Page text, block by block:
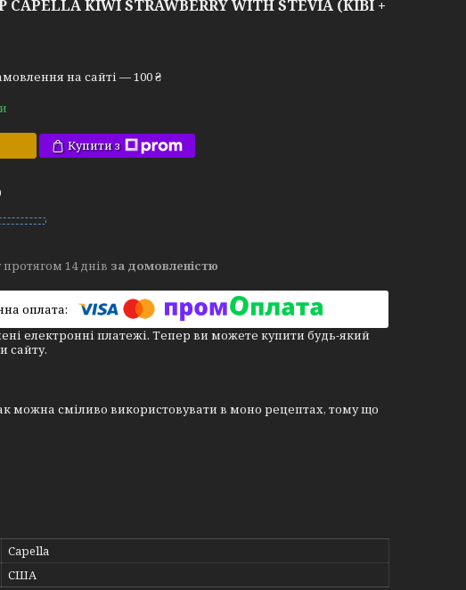
KIWI STRAWBERRY WITH STEVIA (КІВІ +
на сайті — 100 ₴
Купити з
14 днів за домовленістю
електронні платежі. Тепер ви можете купити будь-який
сайту.
можна сміливо використовувати в моно рецептах, тому що
Capella
США